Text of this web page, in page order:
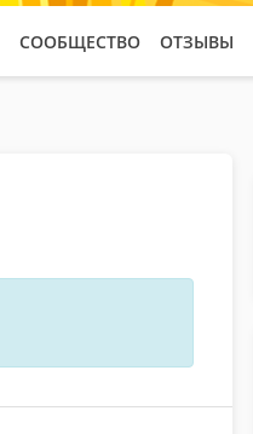
СООБЩЕСТВО ОТЗЫВЫ